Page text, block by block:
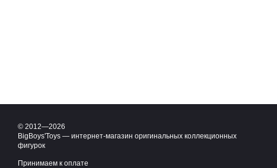
© 2012—2026
BigBoys'Toys — интернет-магазин оригинальных коллекционных
фигурок
Принимаем к оплате